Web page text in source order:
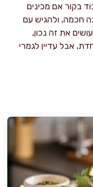
בקור אם מכינים
חכמה, ולהגיש עם
את זה נכון,
אבל עדיין לגמרי